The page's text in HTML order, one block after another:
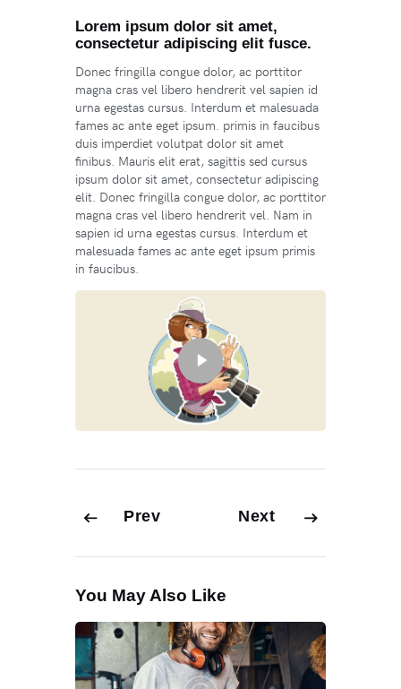
Lorem ipsum dolor sit amet,
consectetur adipiscing elit fusce.
Donec fringilla congue dolor, ac porttitor
magna cras vel libero hendrerit vel sapien id
urna egestas cursus. Interdum et malesuada
fames ac ante eget ipsum. primis in faucibus
duis imperdiet volutpat dolor sit amet
finibus. Mauris elit erat, sagittis sed cursus
ipsum dolor sit amet, consectetur adipiscing
elit. Donec fringilla congue dolor, ac porttitor
magna cras vel libero hendrerit vel. Nam in
sapien id urna egestas cursus. Interdum et
malesuada fames ac ante eget ipsum primis
in faucibus.
Prev Next
You May Also Like